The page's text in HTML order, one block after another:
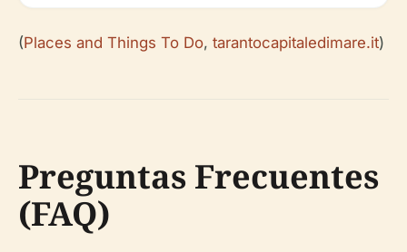
(Places and Things To Do, tarantocapitaledimare.it)
Preguntas Frecuentes
(FAQ)